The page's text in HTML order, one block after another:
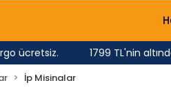
1799 TL'nin
İp Misinalar